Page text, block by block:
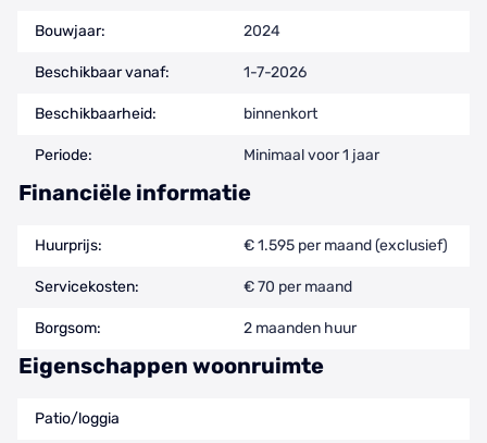
Bouwjaar: 2024
Beschikbaar vanaf: 1-7-2026
Beschikbaarheid: binnenkort
Periode: Minimaal voor 1 jaar
Financiële informatie
Huurprijs: € 1.595 per maand (exclusief)
Servicekosten: € 70 per maand
Borgsom: 2 maanden huur
Eigenschappen woonruimte
Patio/loggia